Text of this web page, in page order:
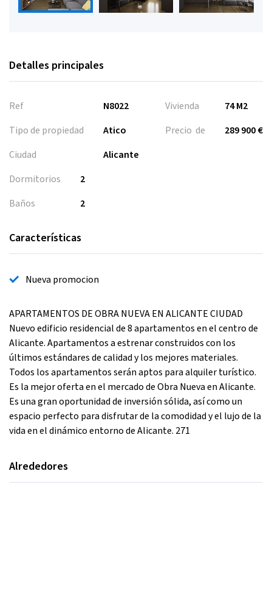
Detalles principales
Ref
N8022
Tipo de propiedad
Atico
Ciudad
Alicante
Vivienda
74 M2
Precio de
289 900 €
Dormitorios
2
Baños
2
Características
Nueva promocion
APARTAMENTOS DE OBRA NUEVA EN ALICANTE CIUDAD
Nuevo edificio residencial de 8 apartamentos en el centro de
Alicante. Apartamentos a estrenar construidos con los
últimos estándares de calidad y los mejores materiales.
Todos los apartamentos serán aptos para alquiler turístico.
Es la mejor oferta en el mercado de Obra Nueva en Alicante.
Es una gran oportunidad de inversión sólida, así como un
espacio perfecto para disfrutar de la comodidad y el lujo de la
vida en el dinámico entorno de Alicante. 271
Alrededores